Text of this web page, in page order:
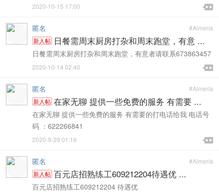

2020-10-15 17:00 
#Almería
匿名
新人帖 日餐需周末厨房打杂和周末跑堂，有意 ...
日餐需周末厨房打杂和周末跑堂，有意者请联系673863457

2020-10-14 02:40 
#Almería
匿名
新人帖 在家无聊 提供一些免费的服务 有需要 ...
在家无聊 提供一些免费的服务 有需要的打电话给我 电话号
码 ：622266841

2020-9-29 01:16 
#Almería
匿名
新人帖 百元店招熟练工609212204待遇优 ...
百元店招熟练工609212204 待遇优